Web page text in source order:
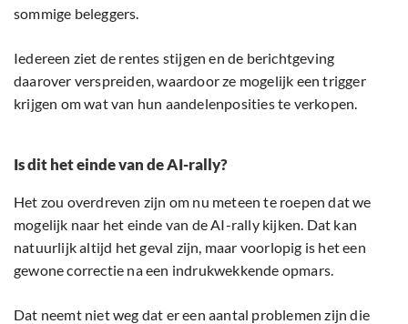
sommige beleggers.
Iedereen ziet de rentes stijgen en de berichtgeving
daarover verspreiden, waardoor ze mogelijk een trigger
krijgen om wat van hun aandelenposities te verkopen.
Is dit het einde van de AI-rally?
Het zou overdreven zijn om nu meteen te roepen dat we
mogelijk naar het einde van de AI-rally kijken. Dat kan
natuurlijk altijd het geval zijn, maar voorlopig is het een
gewone correctie na een indrukwekkende opmars.
Dat neemt niet weg dat er een aantal problemen zijn die